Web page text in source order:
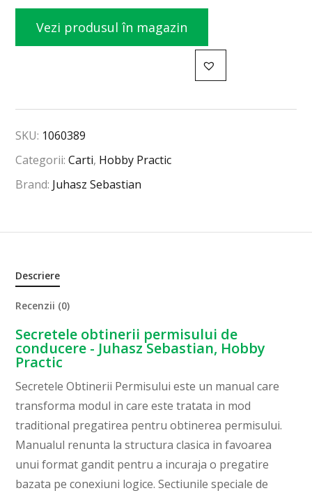
Vezi produsul în magazin
SKU: 1060389
Categorii:Carti, Hobby Practic
Brand: Juhasz Sebastian
Descriere
Recenzii (0)
Secretele obtinerii permisului de
conducere - Juhasz Sebastian, Hobby
Practic
Secretele Obtinerii Permisului este un manual care
transforma modul in care este tratata in mod
traditional pregatirea pentru obtinerea permisului.
Manualul renunta la structura clasica in favoarea
unui format gandit pentru a incuraja o pregatire
bazata pe conexiuni logice. Sectiunile speciale de